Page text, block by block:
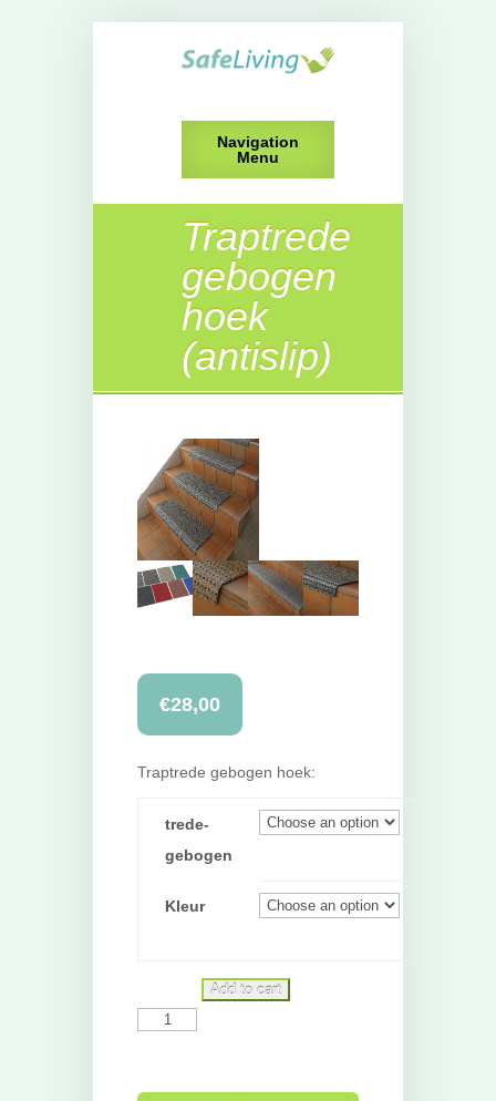
Navigation
Menu
Traptrede
gebogen
hoek
(antislip)
€28,00
Traptrede gebogen hoek:
trede-
gebogen
Kleur
Traptrede
gebogen
Add to cart